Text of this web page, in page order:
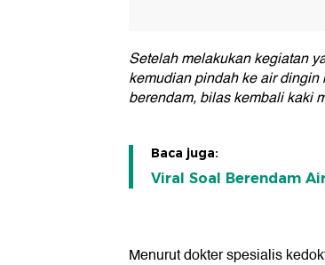
Setelah melakukan kegiatan
kemudian pindah ke air
berendam, bilas kembali kaki
Baca juga:
Viral Soal Berendam
Menurut dokter spesialis